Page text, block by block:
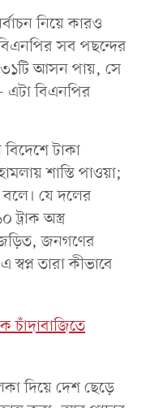
নিয়ে কারও
সব পছন্দের
আসন পায়, সে
বিএনপির
টাকা
শাস্তি পাওয়া;
বলে। যে দলের
ট্রাক অস্ত্র
জড়িত, জনগণের
তারা কীভাবে
দিয়ে দেশ ছেড়ে